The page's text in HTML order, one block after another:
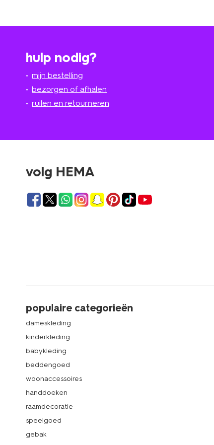
hulp nodig?
mijn bestelling
bezorgen of afhalen
ruilen en retourneren
volg HEMA
populaire categorieën
dameskleding
kinderkleding
babykleding
beddengoed
woonaccessoires
handdoeken
raamdecoratie
speelgoed
gebak